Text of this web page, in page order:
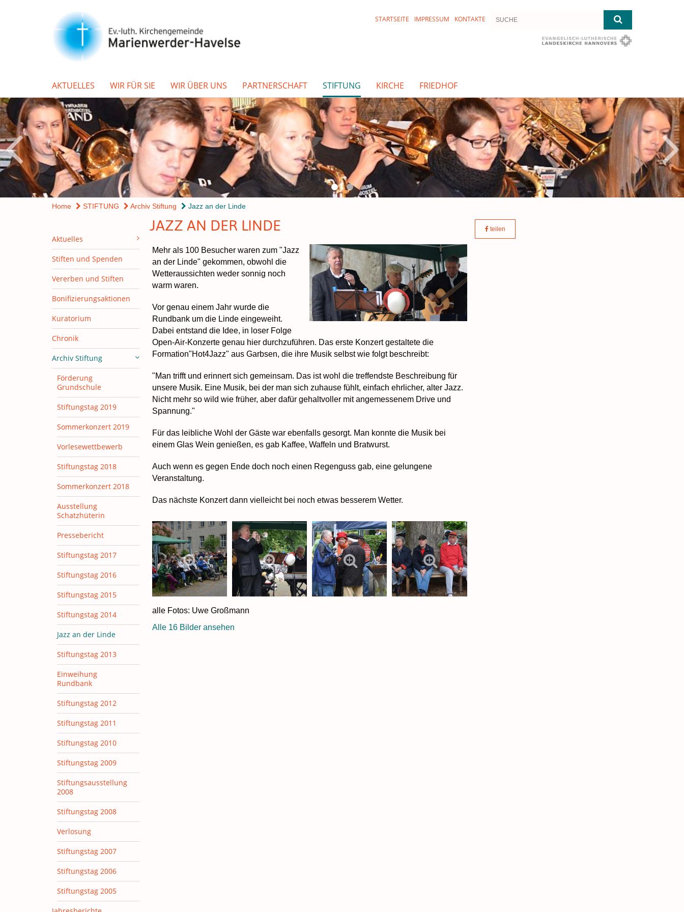
STARTSEITE IMPRESSUM KONTAKTE
AKTUELLES WIR FÜR SIE WIR ÜBER UNS PARTNERSCHAFT STIFTUNG KIRCHE FRIEDHOF
Home STIFTUNG Archiv Stiftung Jazz an der Linde
Aktuelles
Stiften und Spenden
Vererben und Stiften
Bonifizierungsaktionen
Kuratorium
Chronik
Archiv Stiftung
Förderung
Grundschule
Stiftungstag 2019
Sommerkonzert 2019
Vorlesewettbewerb
Stiftungstag 2018
Sommerkonzert 2018
Ausstellung
Schatzhüterin
Pressebericht
Stiftungstag 2017
Stiftungstag 2016
Stiftungstag 2015
Stiftungstag 2014
Jazz an der Linde
Stiftungstag 2013
Einweihung
Rundbank
Stiftungstag 2012
Stiftungstag 2011
Stiftungstag 2010
Stiftungstag 2009
Stiftungsausstellung
2008
Stiftungstag 2008
Verlosung
Stiftungstag 2007
Stiftungstag 2006
Stiftungstag 2005
JAZZ AN DER LINDE teilen
Mehr als 100 Besucher waren zum "Jazz
an der Linde" gekommen, obwohl die
Wetteraussichten weder sonnig noch
warm waren.
Vor genau einem Jahr wurde die
Rundbank um die Linde eingeweiht.
Dabei entstand die Idee, in loser Folge
Open-Air-Konzerte genau hier durchzuführen. Das erste Konzert gestaltete die
Formation"Hot4Jazz" aus Garbsen, die ihre Musik selbst wie folgt beschreibt:
"Man trifft und erinnert sich gemeinsam. Das ist wohl die treffendste Beschreibung für
unsere Musik. Eine Musik, bei der man sich zuhause fühlt, einfach ehrlicher, alter Jazz.
Nicht mehr so wild wie früher, aber dafür gehaltvoller mit angemessenem Drive und
Spannung."
Für das leibliche Wohl der Gäste war ebenfalls gesorgt. Man konnte die Musik bei
einem Glas Wein genießen, es gab Kaffee, Waffeln und Bratwurst.
Auch wenn es gegen Ende doch noch einen Regenguss gab, eine gelungene
Veranstaltung.
Das nächste Konzert dann vielleicht bei noch etwas besserem Wetter.
alle Fotos: Uwe Großmann
Alle 16 Bilder ansehen